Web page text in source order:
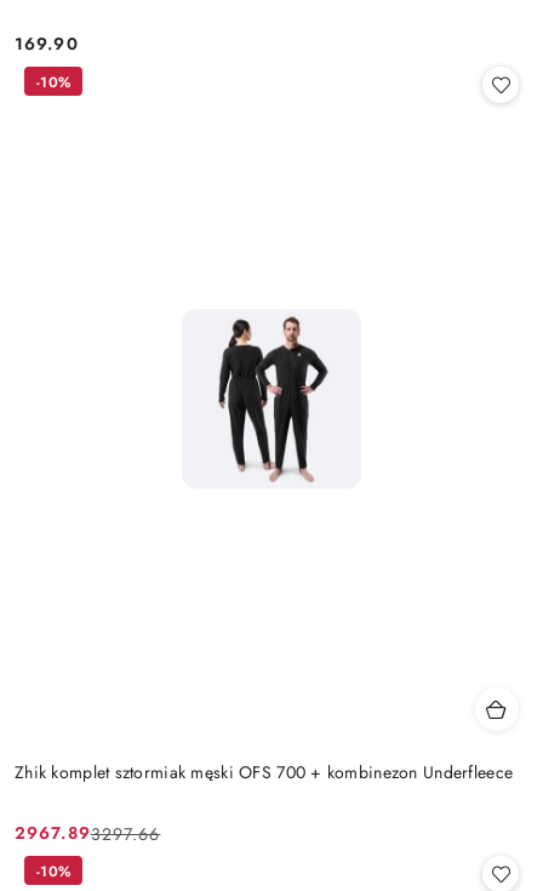
Cena:
169.90
Zhik komplet sztormiak męski OFS 700 + kombinezon Underfleece
Cena
promocyjna:
2967.89
Cena
przed
3297.66
-10%
-10%